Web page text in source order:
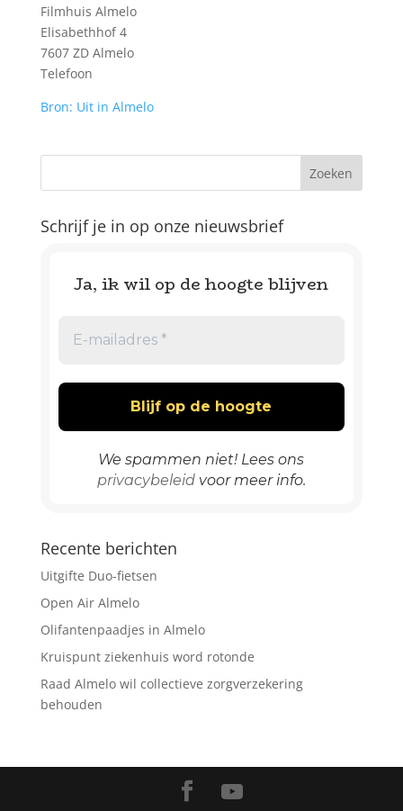
Filmhuis Almelo
Elisabethhof 4
7607 ZD Almelo
Telefoon
Bron: Uit in Almelo
Schrijf je in op onze nieuwsbrief
Ja, ik wil op de hoogte blijven
We spammen niet! Lees ons
privacybeleidvoor meer info.
Recente berichten
Uitgifte Duo-fietsen
Open Air Almelo
Olifantenpaadjes in Almelo
Kruispunt ziekenhuis word rotonde
Raad Almelo wil collectieve zorgverzekering
behouden